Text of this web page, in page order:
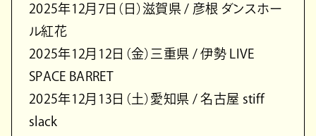
2025年12月7日（日）滋賀県 / 彦根 ダンスホー
ル紅花
2025年12月12日（金）三重県 / 伊勢 LIVE
SPACE BARRET
2025年12月13日（土）愛知県 / 名古屋 stiff
slack